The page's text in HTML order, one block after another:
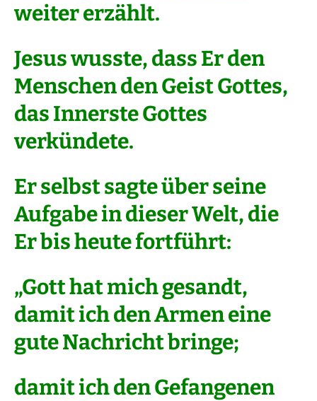
weiter erzählt.
Jesus wusste, dass Er den
Menschen den Geist Gottes,
das Innerste Gottes
verkündete.
Er selbst sagte über seine
Aufgabe in dieser Welt, die
Er bis heute fortführt:
„Gott hat mich gesandt,
damit ich den Armen eine
gute Nachricht bringe;
damit ich den Gefangenen